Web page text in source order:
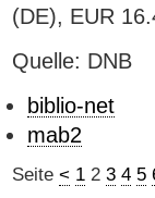
(DE), EUR
Quelle: DNB
biblio-net
mab2
Seite < 1 2 3 4 5